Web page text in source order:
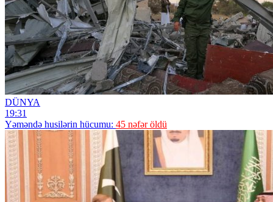
DÜNYA
19:31
Yəməndə husilərin hücumu: 45 nəfər öldü